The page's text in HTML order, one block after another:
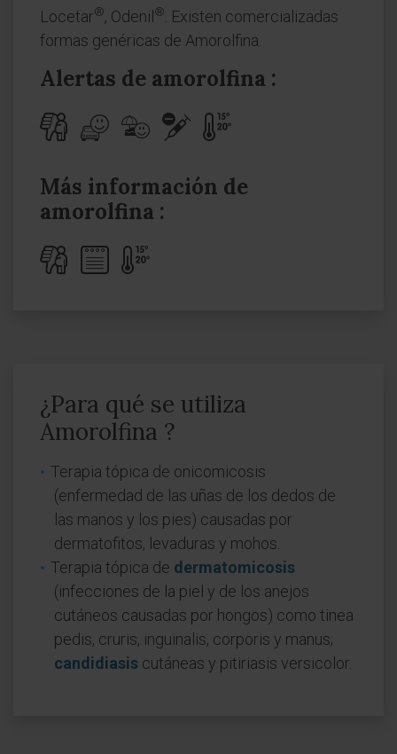
Locetar®, Odenil ®
. Existen comercializadas
formas genéricas de Amorolfina.
Alertas de amorolfina :
Más información de
amorolfina :
¿Para qué se utiliza
Amorolfina ?
Terapia tópica de onicomicosis
(enfermedad de las uñas de los dedos de
las manos y los pies) causadas por
dermatofitos, levaduras y mohos.
Terapia tópica de dermatomicosis
(infecciones de la piel y de los anejos
cutáneos causadas por hongos) como tinea
pedis, cruris, inguinalis, corporis y manus;
candidiasis cutáneas y pitiriasis versicolor.